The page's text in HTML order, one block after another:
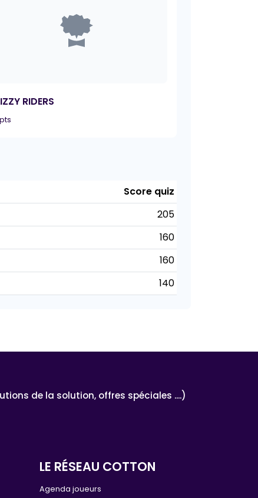
RIDERS
Score quiz
205
160
160
140
de la solution, offres spéciales ....)
LE RÉSEAU COTTON
Agenda joueurs